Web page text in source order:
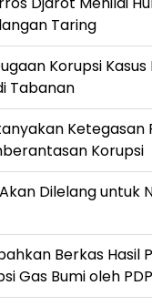
Taring
Korupsi
Tabanan
Korupsi
Dilelang untuk
Berkas Hasil
Gas Bumi oleh